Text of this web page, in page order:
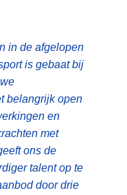
in de afgelopen
is gebaat bij
belangrijk open
en
met
ons de
talent op te
door drie